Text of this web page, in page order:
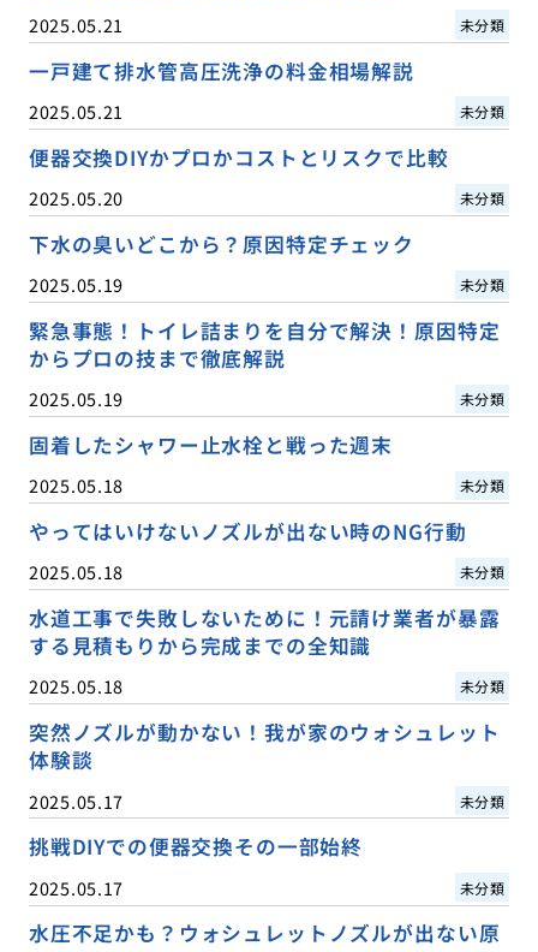
2025.05.21 未分類
一戸建て排水管高圧洗浄の料金相場解説
2025.05.21 未分類
便器交換DIYかプロかコストとリスクで比較
2025.05.20 未分類
下水の臭いどこから？原因特定チェック
2025.05.19 未分類
緊急事態！トイレ詰まりを自分で解決！原因特定
からプロの技まで徹底解説
2025.05.19 未分類
固着したシャワー止水栓と戦った週末
2025.05.18 未分類
やってはいけないノズルが出ない時のNG行動
2025.05.18 未分類
水道工事で失敗しないために！元請け業者が暴露
する見積もりから完成までの全知識
2025.05.18 未分類
突然ノズルが動かない！我が家のウォシュレット
体験談
2025.05.17 未分類
挑戦DIYでの便器交換その一部始終
2025.05.17 未分類
水圧不足かも？ウォシュレットノズルが出ない原